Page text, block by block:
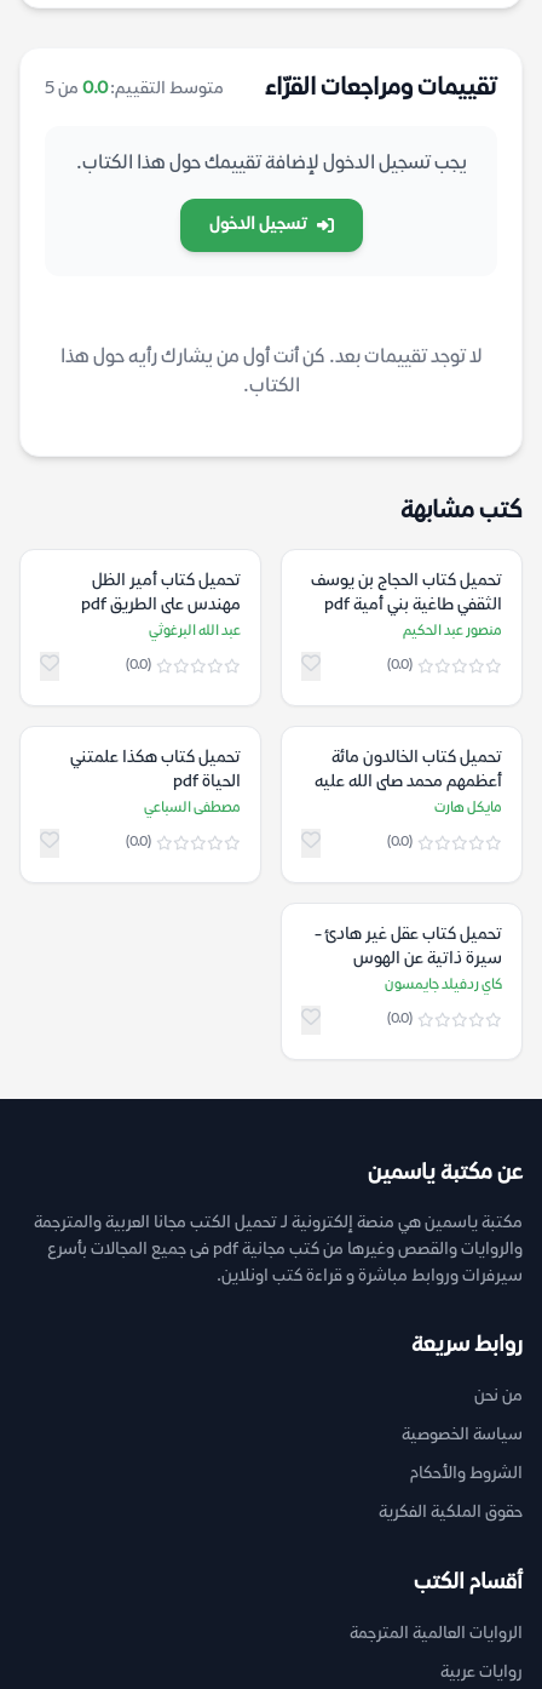
تقييمات ومراجعات القرّاء متوسط التقييم:0.0 من 5
يجب تسجيل الدخول لإضافة تقييمك حول هذا الكتاب.
تسجيل الدخول
لا توجد تقييمات بعد. كن أنت أول من يشارك رأيه حول هذا
الكتاب.
كتب مشابهة
تحميل كتاب الحجاج بن يوسف
الثقفي طاغية بني أمية pdf
منصور عبد الحكيم
(0.0)
تحميل كتاب أمير الظل
مهندس على الطريق pdf
عبد الله البرغوثي
(0.0)
تحميل كتاب الخالدون مائة
أعظمهم محمد صلى الله عليه
وسلم pdf
مايكل هارت
(0.0)
تحميل كتاب هكذا علمتني
الحياة pdf
مصطفى السباعي
(0.0)
تحميل كتاب عقل غير هادئ -
سيرة ذاتية عن الهوس
والاكتئاب والجنون pdf
كاي ردفيلد جايمسون
(0.0)
عن مكتبة ياسمين
مكتبة ياسمين هي منصة إلكترونية لـ تحميل الكتب مجانا العربية والمترجمة
والروايات والقصص وغيرها من كتب مجانية pdf فى جميع المجالات بأسرع
سيرفرات وروابط مباشرة و قراءة كتب اونلاين.
روابط سريعة
من نحن
سياسة الخصوصية
الشروط والأحكام
حقوق الملكية الفكرية
أقسام الكتب
الروايات العالمية المترجمة
روايات عربية